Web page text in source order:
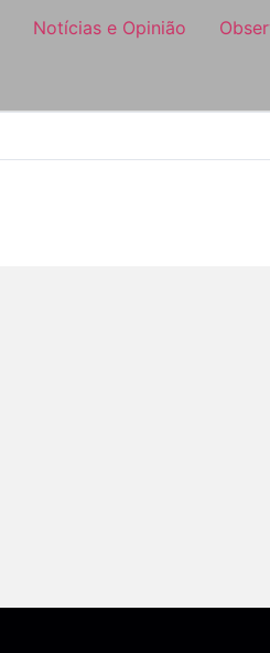
Notícias e Opinião